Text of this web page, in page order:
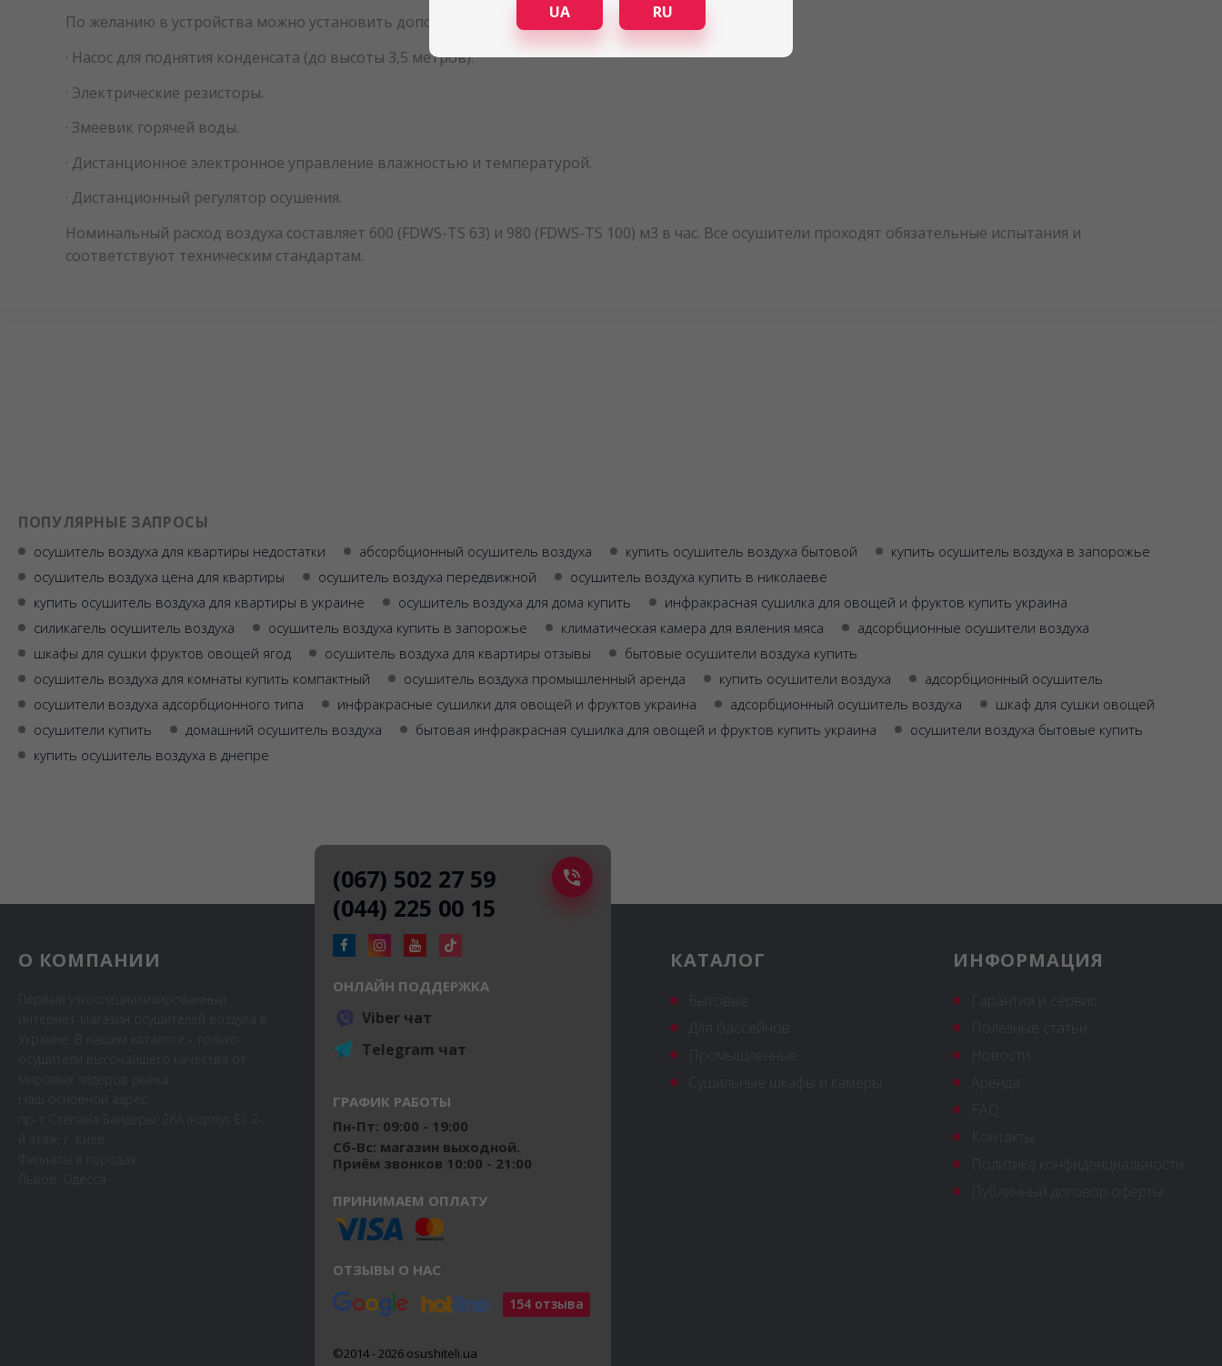
По желанию в устройства можно установить дополнительный функционал:
· Насос для поднятия конденсата (до высоты 3,5 метров).
· Электрические резисторы.
· Змеевик горячей воды.
· Дистанционное электронное управление влажностью и температурой.
· Дистанционный регулятор осушения.
Номинальный расход воздуха составляет 600 (FDWS-TS 63) и 980 (FDWS-TS 100) м3 в час. Все осушители проходят обязательные испытания и
соответствуют техническим стандартам.
ПОПУЛЯРНЫЕ ЗАПРОСЫ
осушитель воздуха для квартиры недостатки абсорбционный осушитель воздуха купить осушитель воздуха бытовой
купить осушитель воздуха в запорожье
осушитель воздуха цена для квартиры
осушитель воздуха передвижной
осушитель воздуха купить в николаеве
купить осушитель воздуха для квартиры в украине
осушитель воздуха для дома купить
инфракрасная сушилка для овощей и фруктов купить украина
силикагель осушитель воздуха
осушитель воздуха купить в запорожье климатическая камера для вяления мяса
адсорбционные осушители воздуха
шкафы для сушки фруктов овощей ягод
осушитель воздуха для квартиры отзывы
бытовые осушители воздуха купить
осушитель воздуха для комнаты купить компактный
осушитель воздуха промышленный аренда купить осушители воздуха
адсорбционный осушитель
осушители воздуха адсорбционного типа
инфракрасные сушилки для овощей и фруктов украина адсорбционный осушитель воздуха
шкаф для сушки овощей
осушители купить
домашний осушитель воздуха бытовая инфракрасная сушилка для овощей и фруктов купить украина
осушители воздуха бытовые купить
купить осушитель воздуха в днепре
О КОМПАНИИ ИНФОРМАЦИЯ
КАТАЛОГ
Для бассейнов
(067) 502 27 59
(044) 225 00 15
ОНЛАЙН ПОДДЕРЖКА
Viber чат
Telegram чат
ГРАФИК РАБОТЫ
Пн-Пт: 09:00 - 19:00
Сб-Вс: магазин выходной.
Приём звонков 10:00 - 21:00
ПРИНИМАЕМ ОПЛАТУ
ОТЗЫВЫ О НАС
154 отзыва
©2014 - 2026 osushiteli.ua
UA RU